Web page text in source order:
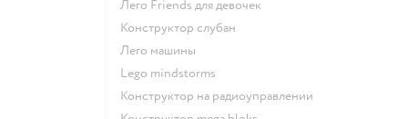
Лего Friends для девочек
Конструктор слубан
Лего машины
Lego mindstorms
Конструктор на радиоуправлении